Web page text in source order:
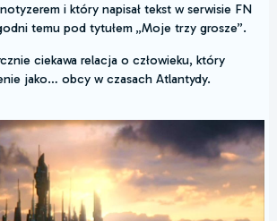
i który napisał tekst w serwisie FN
temu pod tytułem „Moje trzy grosze”.
ciekawa relacja o człowieku, który
jako… obcy w czasach Atlantydy.